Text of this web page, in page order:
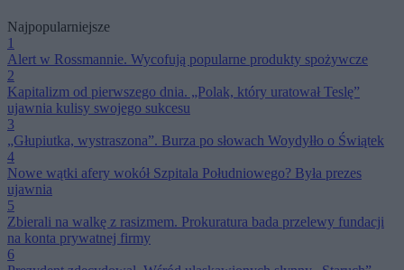
Najpopularniejsze
1
Alert w Rossmannie. Wycofują popularne produkty spożywcze
2
Kapitalizm od pierwszego dnia. „Polak, który uratował Teslę”
ujawnia kulisy swojego sukcesu
3
„Głupiutka, wystraszona”. Burza po słowach Woydyłło o Świątek
4
Nowe wątki afery wokół Szpitala Południowego? Była prezes
ujawnia
5
Zbierali na walkę z rasizmem. Prokuratura bada przelewy fundacji
na konta prywatnej firmy
6